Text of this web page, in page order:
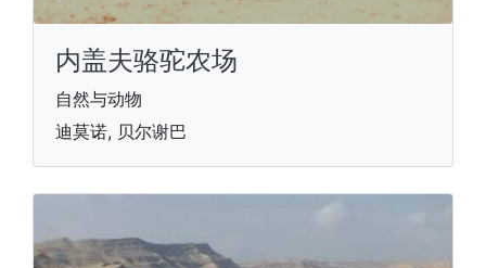
内盖夫骆驼农场
自然与动物
迪莫诺, 贝尔谢巴